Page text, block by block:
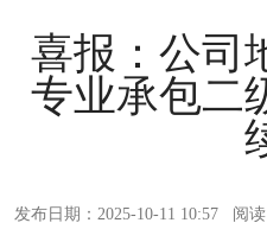
喜报：公司
专业承包二
发布日期：2025-10-11 10:57 阅